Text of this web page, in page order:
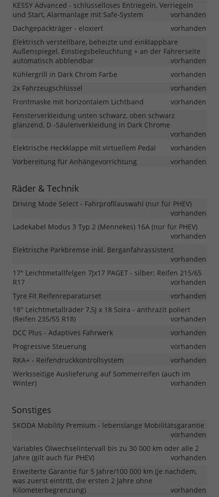
KESSY Advanced - schlüsselloses Entriegeln, Verriegeln
und Start, Alarmanlage mit Safe-System
vorhanden
Dachgepäckträger - eloxiert
vorhanden
Elektrisch verstellbare, beheizte und einklappbare
Außenspiegel, Einstiegsbeleuchtung + an der Fahrerseite
automatisch abblendbar
vorhanden
Kühlergrill in Dark Chrom Farbe
vorhanden
2x Fahrzeugschlüssel
vorhanden
Frontmaske mit horizontalem Lichtband
vorhanden
Fensterverkleidung unten schwarz, oben schwarz
glänzend, D -Säulenverkleidung in Dark Chrome
vorhanden
Elektrische Heckklappe mit virtuellem Pedal
vorhanden
Vorbereitung für Anhängevorrichtung
vorhanden
Räder & Technik
Driving Mode Select - Fahrprofilauswahl (nur für PHEV)
vorhanden
Ladekabel Modus 3 Typ 2 (Mennekes) 16A (nur für PHEV)
vorhanden
Elektrische Parkbremse inkl. Berganfahrassistent
vorhanden
17" Leichtmetallfelgen 7Jx17 PAGET - silber; Reifen 215/65
R17
vorhanden
Tyre Fit Reifenreparaturset
vorhanden
18" Leichtmetallräder 7,5J x 18 Soira - anthrazit poliert
(Reifen 235/55 R18)
vorhanden
DCC Plus - Adaptives Fahrwerk
vorhanden
Progressive Steuerung
vorhanden
RKA+ - Reifendruckkontrollsystem
vorhanden
Werksseitige Auslieferung auf Sommerreifen (auch im
Winter)
vorhanden
Sonstiges
SKODA Mobility Premium - lebenslange Mobilitätsgarantie
vorhanden
Variables Ölwechselintervall bis zu 30 000 km oder alle 2
Jahre (gilt auch für PHEV)
vorhanden
Erweiterte Garantie für 5 Jahre/100 000 km (je nachdem,
was zuerst eintritt, die ersten 2 Jahre ohne
Kilometerbegrenzung)
vorhanden